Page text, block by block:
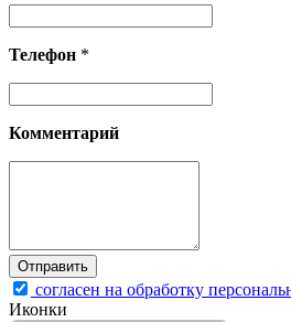
Телефон *
Комментарий
согласен на обработку
Иконки